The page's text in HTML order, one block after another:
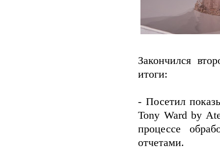
Закончился
итоги:
- Посетил
Tony Ward by
процессе
отчетами.